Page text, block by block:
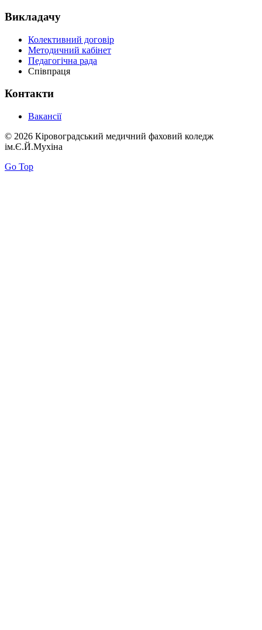
Викладачу
Колективний договір
Методичний кабінет
Педагогічна рада
Співпраця
Контакти
Вакансії
© 2026 Кіровоградський медичний фаховий коледж
ім.Є.Й.Мухіна
Go Top